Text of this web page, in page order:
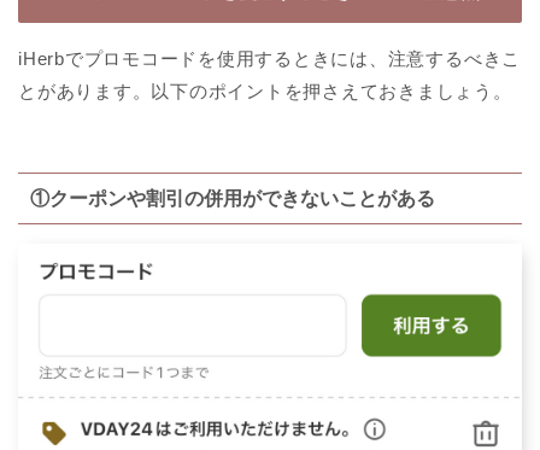
iHerbでプロモコードを使用するときには、注意するべきこ
とがあります。以下のポイントを押さえておきましょう。
①クーポンや割引の併用ができないことがある